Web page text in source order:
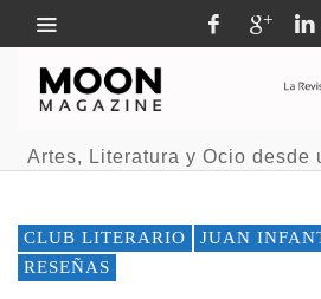
Artes, Literatura y Ocio desde
CLUB LITERARIO JUAN
RESEÑAS